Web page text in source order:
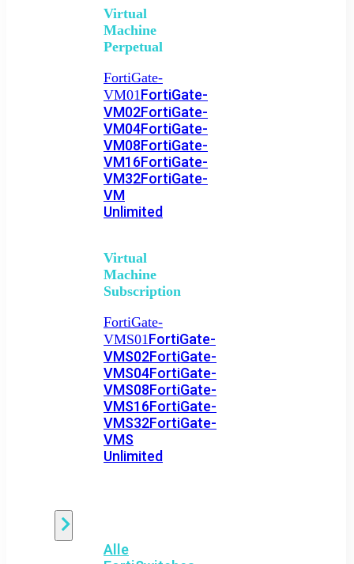
Virtual
Machine
Perpetual
FortiGate-
VM01FortiGate-
VM02FortiGate-
VM04FortiGate-
VM08FortiGate-
VM16FortiGate-
VM32FortiGate-
VM
Unlimited
Virtual
Machine
Subscription
FortiGate-
VMS01FortiGate-
VMS02FortiGate-
VMS04FortiGate-
VMS08FortiGate-
VMS16FortiGate-
VMS32FortiGate-
VMS
Unlimited
Alle